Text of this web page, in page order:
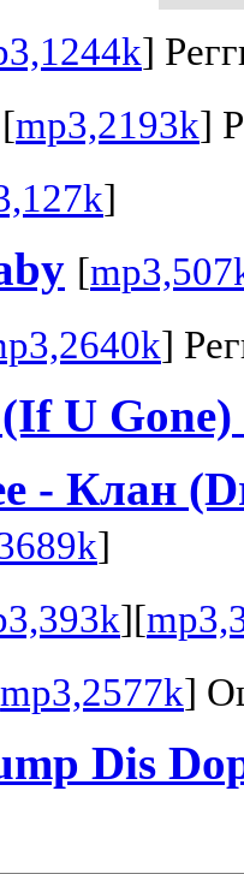
]
[mp3,2193k]
]
[
]
U Gone)
- Клан
]
][
mp3,2577k]
Dis